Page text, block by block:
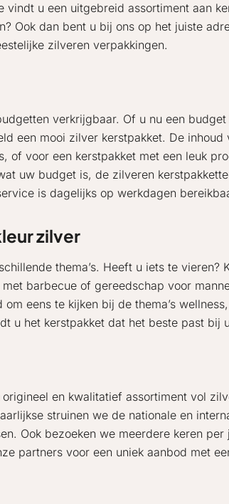
vindt u een uitgebreid assortiment aan
Ook dan bent u bij ons op het juiste
zilveren verpakkingen.
verkrijgbaar. Of u nu een
een mooi zilver kerstpakket. De
of voor een kerstpakket met een leuk
uw budget is, de zilveren
is dagelijks op werkdagen
zilver
thema’s. Heeft u iets te
barbecue of gereedschap voor
eens te kijken bij de thema’s
u het kerstpakket dat het beste past bij
en kwalitatief assortiment vol
struinen we de nationale en
Ook bezoeken we meerdere keren
partners voor een uniek aanbod met